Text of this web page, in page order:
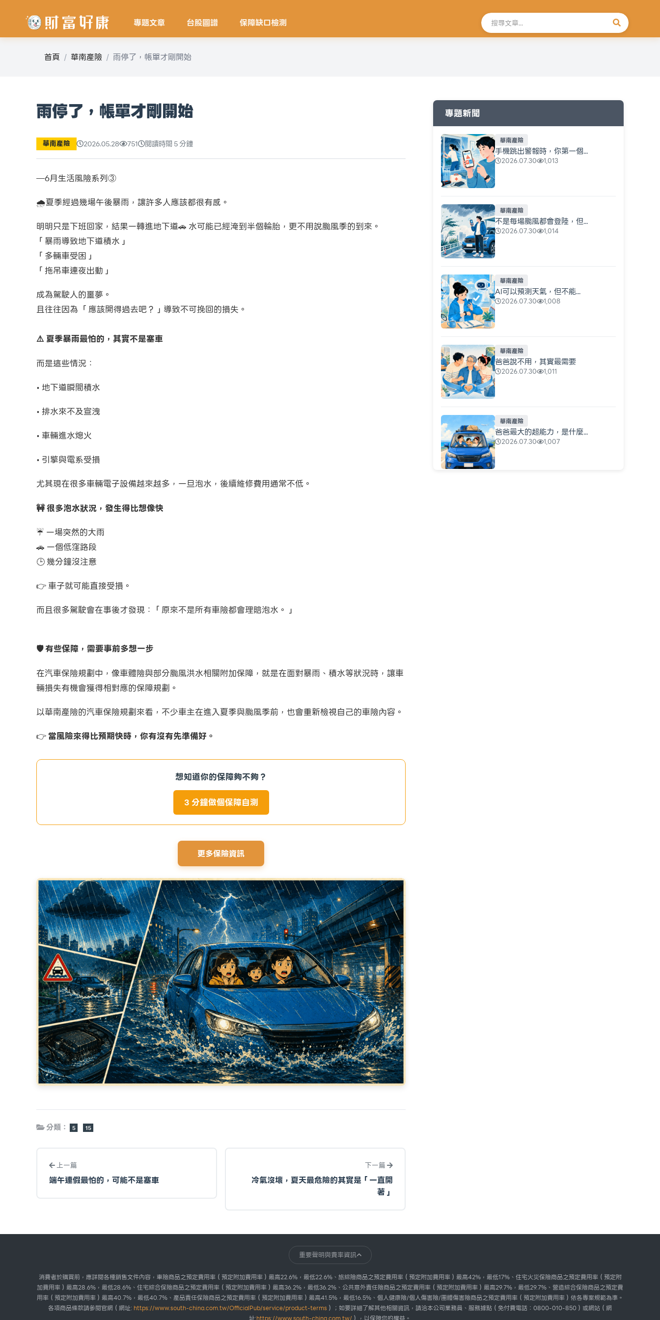
專題文章 台股圖譜 保障缺口檢測 搜尋文章
首頁 華南產險 雨停了，帳單才剛開始
雨停了，帳單才剛開始
華南產險 2026.05.28 751 閱讀時間 5 分鐘
—6月生活風險系列③
🌧️夏季經過幾場午後暴雨，讓許多人應該都很有感。
明明只是下班回家，結果一轉進地下道🚗 水可能已經淹到半個輪胎，更不用說颱風季的到來。
「暴雨導致地下道積水」
「多輛車受困」
「拖吊車連夜出動」
成為駕駛人的噩夢。
且往往因為 「應該開得過去吧？」導致不可挽回的損失。
⚠️ 夏季暴雨最怕的，其實不是塞車
而是這些情況：
• 地下道瞬間積水
• 排水來不及宣洩
• 車輛進水熄火
• 引擎與電系受損
尤其現在很多車輛電子設備越來越多，一旦泡水，後續維修費用通常不低。
🚧 很多泡水狀況，發生得比想像快
☔ 一場突然的大雨
🚗 一個低窪路段
🕒 幾分鐘沒注意
👉 車子就可能直接受損。
而且很多駕駛會在事後才發現：「原來不是所有車險都會理賠泡水。」
🛡️ 有些保障，需要事前多想一步
在汽車保險規劃中，像車體險與部分颱風洪水相關附加保障，就是在面對暴雨、積水等狀況時，讓車
輛損失有機會獲得相對應的保障規劃。
以華南產險的汽車保險規劃來看，不少車主在進入夏季與颱風季前，也會重新檢視自己的車險內容。
👉 當風險來得比預期快時，你有沒有先準備好。
想知道你的保障夠不夠？
3 分鐘做個保障自測
更多保險資訊
分類： 5 15
上一篇
端午連假最怕的，可能不是塞車
下一篇
冷氣沒壞，夏天最危險的其實是「一直開
著」
專題新聞
華南產險
手機跳出警報時，你第一個...
2026.07.30 1,013
華南產險
不是每場颱風都會登陸，但...
2026.07.30 1,014
華南產險
AI可以預測天氣，但不能...
2026.07.30 1,008
華南產險
爸爸說不用，其實最需要
2026.07.30 1,011
華南產險
爸爸最大的超能力，是什麼...
2026.07.30 1,007
重要聲明與費率資訊
消費者於購買前，應詳閱各種銷售文件內容，車險商品之預定費用率（預定附加費用率）最高22.6%，最低22.6%、旅綜險商品之預定費用率（預定附加費用率）最高42%，最低17%、住宅火災保險商品之預定費用率（預定附
加費用率）最高28.6%，最低28.6%、住宅綜合保險商品之預定費用率（預定附加費用率）最高36.2%，最低36.2%、公共意外責任險商品之預定費用率（預定附加費用率）最高29.7%，最低29.7%、營造綜合保險商品之預定費
用率（預定附加費用率）最高40.7%，最低40.7%、產品責任保險商品之預定費用率（預定附加費用率）最高41.5%，最低16.5%、個人健康險/個人傷害險/團體傷害險商品之預定費用率（預定附加費用率）依各專案規範為準。
各項商品條款請參閱官網（網址: https://www.south-china.com.tw/OfficialPub/service/product-terms ）；如要詳細了解其他相關資訊，請洽本公司業務員、服務據點（免付費電話：0800-010-850）或網站（網
址:https://www.south-china.com.tw/ ），以保障您的權益。